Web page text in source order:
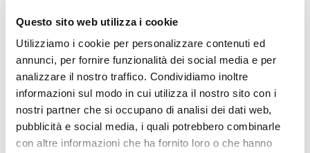
Questo sito web utilizza i cookie
Utilizziamo i cookie per personalizzare contenuti ed
annunci, per fornire funzionalità dei social media e per
analizzare il nostro traffico. Condividiamo inoltre
informazioni sul modo in cui utilizza il nostro sito con i
nostri partner che si occupano di analisi dei dati web,
pubblicità e social media, i quali potrebbero combinarle
con altre informazioni che ha fornito loro o che hanno